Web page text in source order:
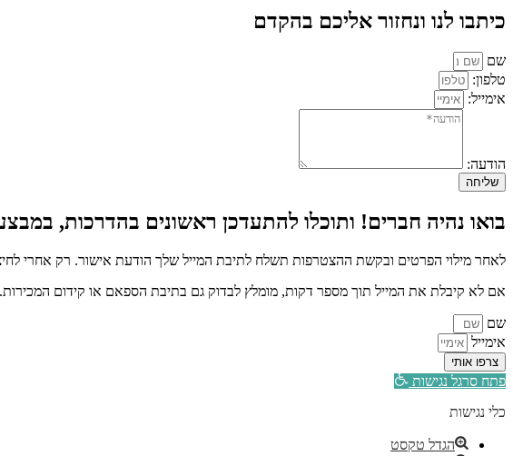
כיתבו לנו ונחזור אליכם בהקדם
שם
טלפון:
אימייל:
הודעה:
שליחה
בואו נהיה חברים! ותוכלו להתעדכן ראשונים בהדרכות,
לאחר מילוי הפרטים ובקשת ההצטרפות תשלח לתיבת המייל שלך הודעת אישור. רק אחרי
אם לא קיבלת את המייל תוך מספר דקות, מומלץ לבדוק גם בתיבת הספאם או קידום המכירות.
שם
אימייל
צרפו אותי
פתח סרגל נגישות
כלי נגישות
הגדל טקסט